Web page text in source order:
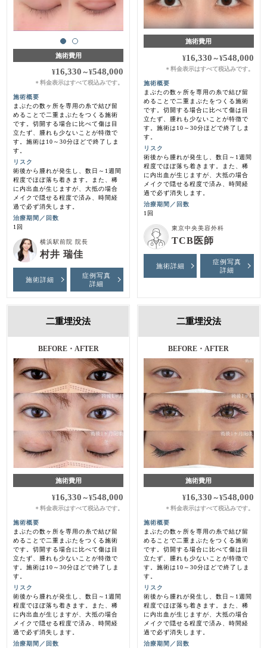
施術費用
¥16,330 ～¥548,000
＊料金表示はすべて税込みです。
施術概要
まぶたの数ヶ所を専用の糸で結び留
めることで二重まぶたをつくる施術
です。切開する場合に比べて傷は目
立たず、腫れも少ないことが特徴で
す。施術は10～30分ほどで終了しま
す。
リスク
術後から腫れが発生し、数日～1週間
程度でほぼ落ち着きます。また、稀
に内出血が生じますが、大抵の場合
メイクで隠せる程度で済み、時間経
過で必ず消失します。
治療期間／回数
1回
横浜駅前院 院長
村井 瑞佳
施術詳細
症例写真
詳細
施術費用
¥16,330 ～¥548,000
＊ 料金表示はすべて税込みです。
施術概要
まぶたの数ヶ所を専用の糸で結び留
めることで二重まぶたをつくる施術
です。切開する場合に比べて傷は目
立たず、腫れも少ないことが特徴で
す。施術は10～30分ほどで終了しま
す。
リスク
術後から腫れが発生し、数日～1週間
程度でほぼ落ち着きます。また、稀
に内出血が生じますが、大抵の場合
メイクで隠せる程度で済み、時間経
過で必ず消失します。
治療期間／回数
1回
東京中央美容外科
TCB医師
施術詳細
症例写真
詳細
二重埋没法
BEFORE・AFTER
施術費用
¥16,330 ～¥548,000
＊料金表示はすべて税込みです。
施術概要
まぶたの数ヶ所を専用の糸で結び留
めることで二重まぶたをつくる施術
です。切開する場合に比べて傷は目
立たず、腫れも少ないことが特徴で
す。施術は10～30分ほどで終了しま
す。
リスク
術後から腫れが発生し、数日～1週間
程度でほぼ落ち着きます。また、稀
に内出血が生じますが、大抵の場合
メイクで隠せる程度で済み、時間経
過で必ず消失します。
治療期間／回数
二重埋没法
BEFORE・AFTER
施術費用
¥16,330 ～¥548,000
＊ 料金表示はすべて税込みです。
施術概要
まぶたの数ヶ所を専用の糸で結び留
めることで二重まぶたをつくる施術
です。切開する場合に比べて傷は目
立たず、腫れも少ないことが特徴で
す。施術は10～30分ほどで終了しま
す。
リスク
術後から腫れが発生し、数日～1週間
程度でほぼ落ち着きます。また、稀
に内出血が生じますが、大抵の場合
メイクで隠せる程度で済み、時間経
過で必ず消失します。
治療期間／回数